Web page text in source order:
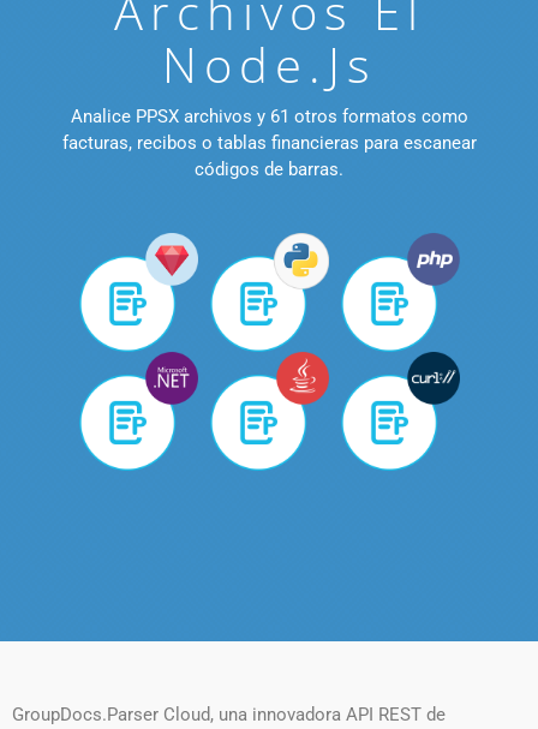
Node.js
Analice PPSX archivos y 61 otros formatos como
facturas, recibos o tablas financieras para escanear
códigos de barras.
GroupDocs.Parser Cloud, una innovadora API REST de